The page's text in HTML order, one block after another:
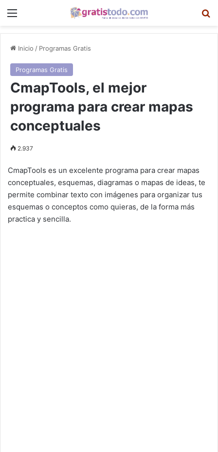
Menú
Inicio / Programas Gratis
Programas Gratis
CmapTools, el mejor
programa para crear mapas
conceptuales
2.937
CmapTools es un excelente programa para crear mapas
conceptuales, esquemas, diagramas o mapas de ideas, te
permite combinar texto con imágenes para organizar tus
esquemas o conceptos como quieras, de la forma más
practica y sencilla.